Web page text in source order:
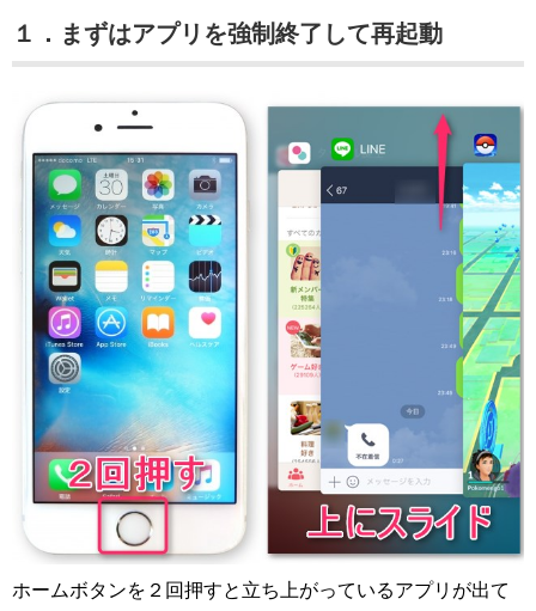
１．まずはアプリを強制終了して再起動
ホームボタンを２回押すと立ち上がっているアプリが出て